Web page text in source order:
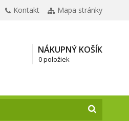
Kontakt Mapa stránky
NÁKUPNÝ KOŠÍK
0 položiek